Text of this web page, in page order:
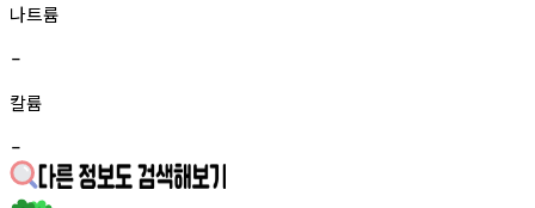
나트륨
-
칼륨
-